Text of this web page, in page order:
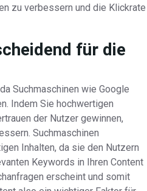
zu verbessern und die Klickrate
für die
Suchmaschinen wie Google
Indem Sie hochwertigen
der Nutzer gewinnen,
Suchmaschinen
Inhalten, da sie den Nutzern
Keywords in Ihren Content
erscheint und somit